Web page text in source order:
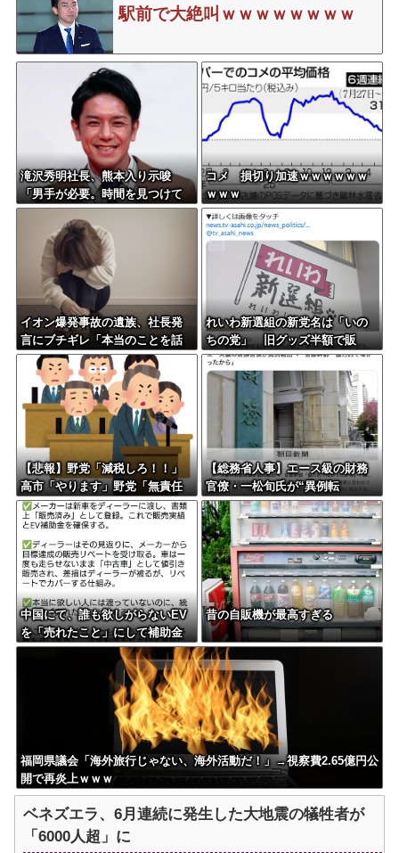
駅前で大絶叫ｗｗｗｗｗｗｗｗ
滝沢秀明社長、熊本入り示唆
「男手が必要。時間を見つけて
行きたい」
コメ 損切り加速ｗｗｗｗｗｗ
ｗｗｗ
イオン爆発事故の遺族、社長発
言にブチギレ「本当のことを話
して」
れいわ新選組の新党名は「いの
ちの党」 旧グッズ半額で販
売 どうなる秘書給与疑惑
【悲報】野党「減税しろ！！」
高市「やります」野党「無責任
な減税はやめろ！財源はどうす
る????」
【総務省人事】エース級の財務
官僚・一松旬氏が“異例転
出”へ 官邸幹部「協力的でなか
ったから」
中国にて、誰も欲しがらないEV
を「売れたこと」にして補助金
を騙し取る事案が横行。販売実
昔の自販機が最高すぎる
福岡県議会「海外旅行じゃない、海外活動だ！」→視察費2.65億円公
開で再炎上ｗｗｗ
ベネズエラ、6月連続に発生した大地震の犠牲者が
「6000人超」に